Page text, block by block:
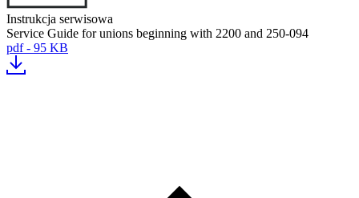
Instrukcja serwisowa
Service Guide for unions beginning with 2200 and 250-094
pdf - 95 KB